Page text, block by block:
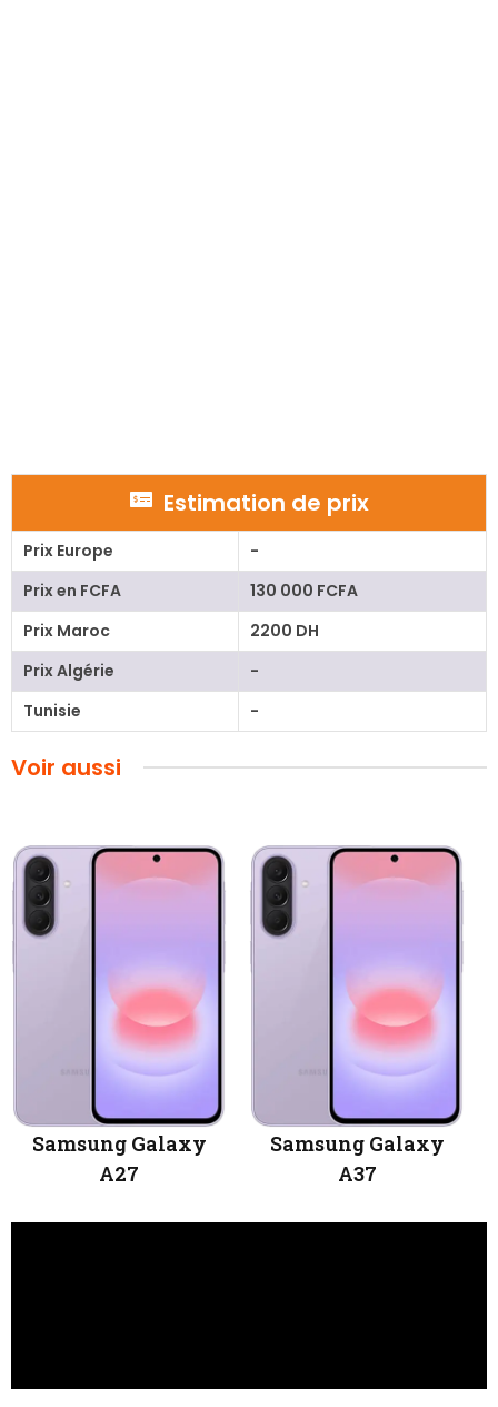
Estimation de prix
Prix Europe
-
Prix en FCFA
130 000 FCFA
Prix Maroc
2200 DH
Prix Algérie
-
Tunisie
-
Voir aussi
Samsung Galaxy
A27
Samsung Galaxy
A37